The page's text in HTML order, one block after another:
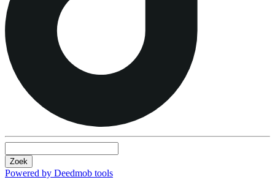
Zoek
Powered by Deedmob tools